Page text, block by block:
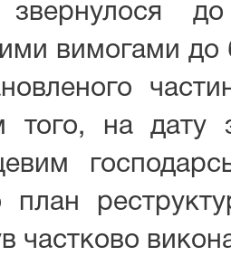
звернулося
вимогами
того, на дату
план
частково